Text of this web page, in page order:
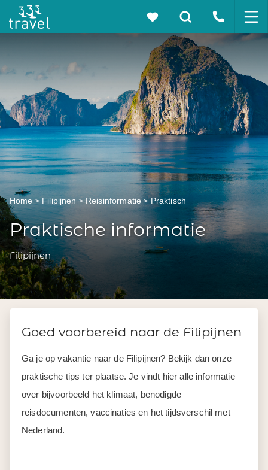
Home Filipijnen Reisinformatie Praktisch
Praktische informatie
Filipijnen
Goed voorbereid naar de Filipijnen
Ga je op vakantie naar de Filipijnen? Bekijk dan onze
praktische tips ter plaatse. Je vindt hier alle informatie
over bijvoorbeeld het klimaat, benodigde
reisdocumenten, vaccinaties en het tijdsverschil met
Nederland.